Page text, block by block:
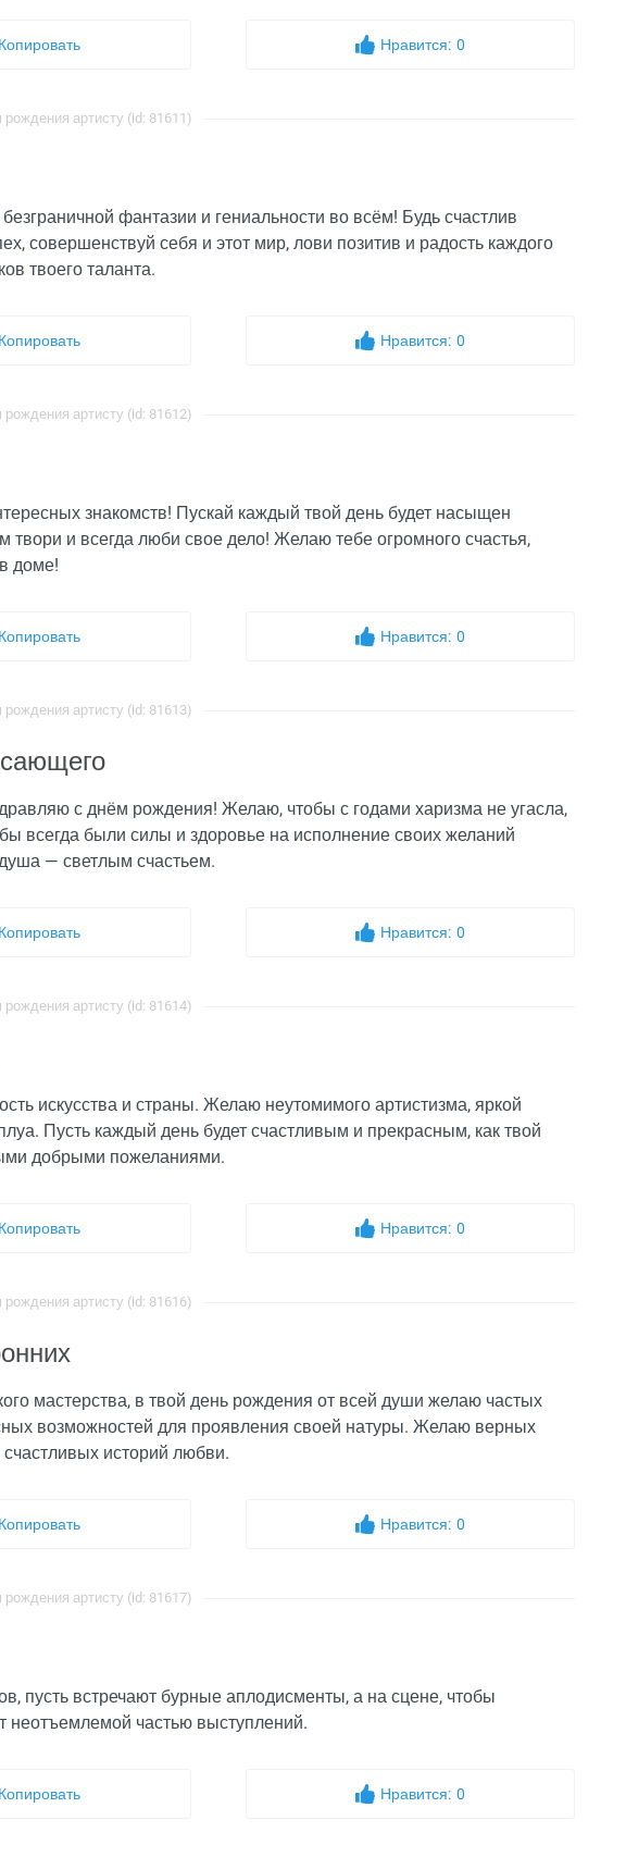
Копировать Нравится: 0
артисту (id: 81611)
фантазии и гениальности во всём! Будь счастлив
совершенствуй себя и этот мир, лови позитив и радость каждого
твоего таланта.
Копировать Нравится: 0
артисту (id: 81612)
знакомств! Пускай каждый твой день будет насыщен
и всегда люби свое дело! Желаю тебе огромного счастья,
доме!
Копировать Нравится: 0
артисту (id: 81613)
с днём рождения! Желаю, чтобы с годами харизма не угасла,
всегда были силы и здоровье на исполнение своих желаний
— светлым счастьем.
Копировать Нравится: 0
артисту (id: 81614)
искусства и страны. Желаю неутомимого артистизма, яркой
Пусть каждый день будет счастливым и прекрасным, как твой
добрыми пожеланиями.
Копировать Нравится: 0
артисту (id: 81616)
мастерства, в твой день рождения от всей души желаю частых
возможностей для проявления своей натуры. Желаю верных
историй любви.
Копировать Нравится: 0
артисту (id: 81617)
пусть встречают бурные аплодисменты, а на сцене, чтобы
неотъемлемой частью выступлений.
Копировать Нравится: 0